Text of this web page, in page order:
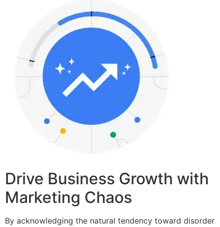
Drive Business Growth with
Marketing Chaos
By acknowledging the natural tendency toward disorder